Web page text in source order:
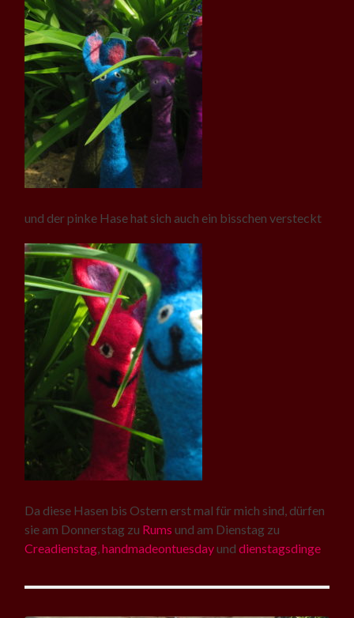
und der pinke Hase hat sich auch ein bisschen versteckt
Da diese Hasen bis Ostern erst mal für mich sind, dürfen
sie am Donnerstag zu Rums und am Dienstag zu
Creadienstag,handmadeontuesday unddienstagsdinge